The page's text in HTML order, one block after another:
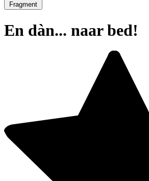
Fragment
En dàn... naar bed!